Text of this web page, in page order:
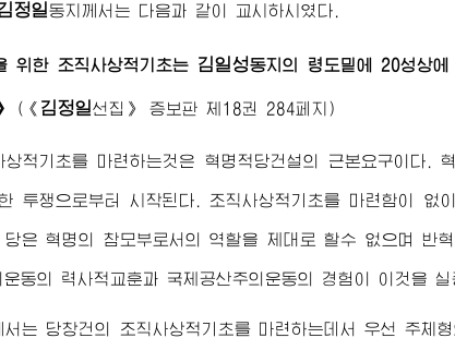
정일동지 께서는 다음과 같이 교시하시였다.
위한 조직사상적기초는 김일성동지 의 령도밑에 20성상에
( 《 김정일선집》 증보판 제18권 284페지)
상적기초를 마련하는것은 혁명적당건설의 근본요구이다.
투쟁으로부터 시작된다. 조직사상적기초를 마련함이 없
은 혁명의 참모부로서의 역할을 제대로 할수 없으며 반
운동의 력사적교훈과 국제공산주의운동의 경험이 이것을 실
서는 당창건의 조직사상적기초를 마련하는데서 우선 주체